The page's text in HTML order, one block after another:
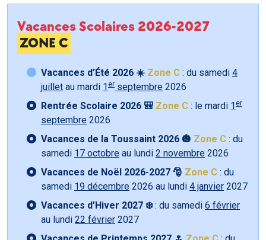
Vacances Scolaires 2026-2027
ZONE C
Vacances d’Été 2026 ☀️ Zone C : du samedi 4
juillet au mardi 1 er septembre 2026
Rentrée Scolaire 2026 🎒 Zone C : le mardi 1 er
septembre 2026
Vacances de la Toussaint 2026 🎃 Zone C : du
samedi 17 octobre au lundi 2 novembre 2026
Vacances de Noël 2026-2027 🎅 Zone C : du
samedi 19 décembre 2026 au lundi 4 janvier 2027
Vacances d’Hiver 2027 ❄️: du samedi 6 février
au lundi 22 février 2027